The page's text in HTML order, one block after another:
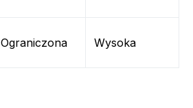
Ograniczona Wysoka